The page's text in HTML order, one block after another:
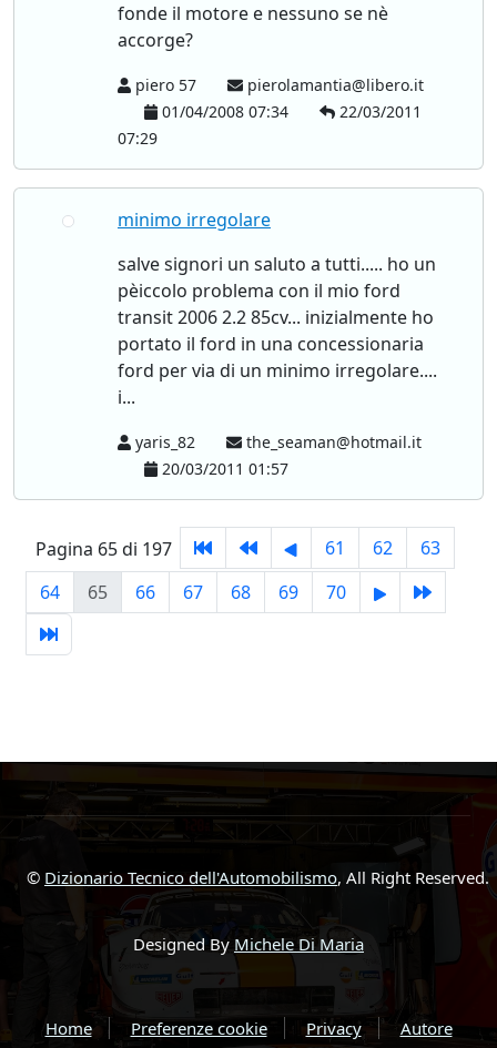
fonde il motore e nessuno se nè
accorge?
piero 57
pierolamantia@libero.it
01/04/2008 07:34
22/03/2011
07:29
minimo irregolare
salve signori un saluto a tutti..... ho un
pèiccolo problema con il mio ford
transit 2006 2.2 85cv... inizialmente ho
portato il ford in una concessionaria
ford per via di un minimo irregolare....
i...
yaris_82
the_seaman@hotmail.it
20/03/2011 01:57
Pagina 65 di 197 61 62
63
64
65 66 67 68 69 70
© Dizionario Tecnico dell'Automobilismo, All Right Reserved.
Designed By Michele Di Maria
Home Preferenze cookie Privacy Autore